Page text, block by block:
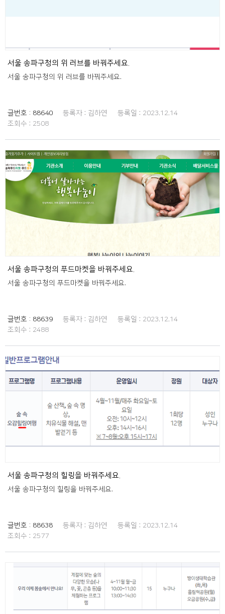
서울 송파구청의 위 러브를 바꿔주세요.
서울 송파구청의 위 러브를 바꿔주세요.
글번호 : 88640 등록자 : 김하연 등록일 : 2023.12.14
조회수 : 2508
서울 송파구청의 푸드마켓을 바꿔주세요.
서울 송파구청의 푸드마켓을 바꿔주세요.
글번호 : 88639 등록자 : 김하연 등록일 : 2023.12.14
조회수 : 2488
서울 송파구청의 힐링을 바꿔주세요.
서울 송파구청의 힐링을 바꿔주세요.
글번호 : 88638 등록자 : 김하연 등록일 : 2023.12.14
조회수 : 2577